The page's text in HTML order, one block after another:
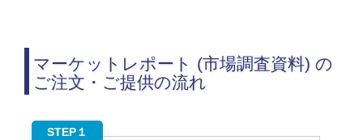
マーケットレポート (市場調査資料) の
ご注文・ご提供の流れ
STEP１